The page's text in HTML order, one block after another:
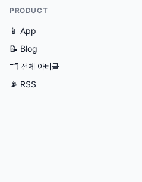
PRODUCT
📱 App
📝 Blog
🗂 전체 아티클
📡 RSS